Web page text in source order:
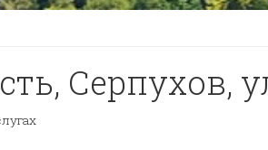
Серпухов,